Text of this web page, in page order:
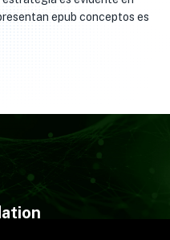
epub conceptos es